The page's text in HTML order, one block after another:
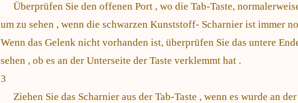
Überprüfen Sie den offenen Port , wo die Tab-Taste,
um zu sehen , wenn die schwarzen Kunststoff- Scharnier ist immer
Wenn das Gelenk nicht vorhanden ist, überprüfen Sie das untere
sehen , ob es an der Unterseite der Taste verklemmt hat .
3
Ziehen Sie das Scharnier aus der Tab-Taste , wenn es wurde an